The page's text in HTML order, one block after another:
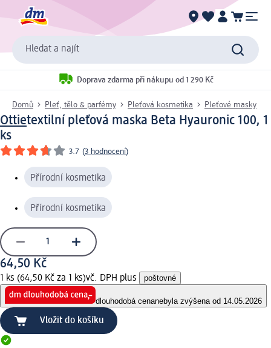
Hledat a najít
Doprava zdarma při nákupu od 1 290 Kč
Domů Pleť, tělo & parfémy Pleťová kosmetika Pleťové masky
Ottietextilní pleťová maska Beta Hyauronic 100, 1
ks
3.7 (3 hodnocení)
Přírodní kosmetika
Přírodní kosmetika
64,50 Kč
1 ks (64,50 Kč za 1 ks)vč. DPH plus poštovné
dlouhodobá cenanebyla zvýšena od 14.05.2026
Vložit do košíku